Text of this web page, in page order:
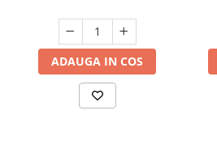
ADAUGA IN COS